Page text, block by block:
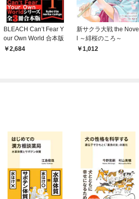
BLEACH Can’t Fear Y
our Own World 合本版
2,684
新サクラ大戦 the Nove
l ～緋桜のころ～
1,012